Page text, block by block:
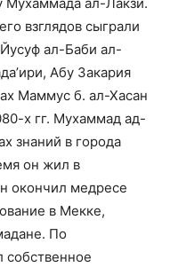
взглядов сыграли
ал-Баби ал-
Абу Закария
Маммус б. ал-Хасан
х гг. Мухаммад ад-
знаний в города
он жил в
окончил медресе
в Мекке,
По
собственное